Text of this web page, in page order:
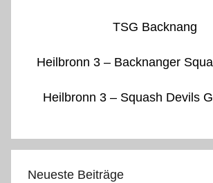
TSG Backnang
Heilbronn 3 – Backnanger
Heilbronn 3 – Squash Devils
Neueste Beiträge